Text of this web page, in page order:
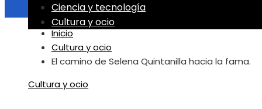
Ciencia y tecnología
Cultura y ocio
Inicio
Cultura y ocio
El camino de Selena Quintanilla hacia la fama.
Cultura y ocio